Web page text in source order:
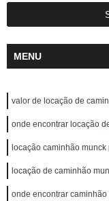
MENU
valor de locação de
onde encontrar locação
locação caminhão
locação de caminhão
onde encontrar